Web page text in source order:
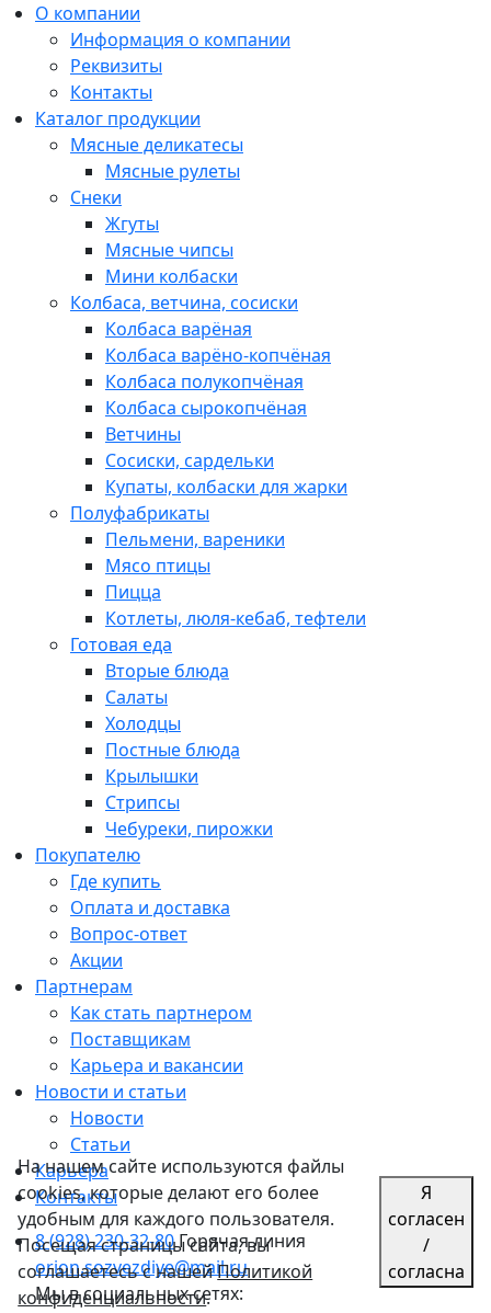
О компании
Информация о компании
Реквизиты
Контакты
Каталог продукции
Мясные деликатесы
Мясные рулеты
Снеки
Жгуты
Мясные чипсы
Мини колбаски
Колбаса, ветчина, сосиски
Колбаса варёная
Колбаса варёно-копчёная
Колбаса полукопчёная
Колбаса сырокопчёная
Ветчины
Сосиски, сардельки
Купаты, колбаски для жарки
Полуфабрикаты
Пельмени, вареники
Мясо птицы
Пицца
Котлеты, люля-кебаб, тефтели
Готовая еда
Вторые блюда
Салаты
Холодцы
Постные блюда
Крылышки
Стрипсы
Чебуреки, пирожки
Покупателю
Где купить
Оплата и доставка
Вопрос-ответ
Акции
Партнерам
Как стать партнером
Поставщикам
Карьера и вакансии
Новости и статьи
Новости
Статьи
Карьера
Контакты
8 (928) 230-32-80Горячая линия
orion.sozvezdiye@mail.ru
Мы в социальных сетях:
На нашем сайте используются файлы
cookies, которые делают его более
удобным для каждого пользователя.
Посещая страницы сайта, вы
соглашаетесь с нашейПолитикой
конфиденциальности.
Я
согласен
/
согласна